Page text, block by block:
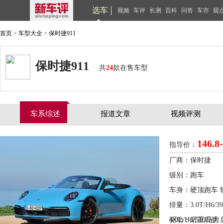
选车 视频 车评 长测 百科 问答 车市 观
首页 > 车型大全 > 保时捷911
保时捷911 共24款在售车型
车系综述 报道文章 视频评测
指导价：
厂商：保时捷
级别：跑车
车身：硬顶跑车
排量：3.0T/H6/
4.0L/H6/510马力
驱动：后置后驱